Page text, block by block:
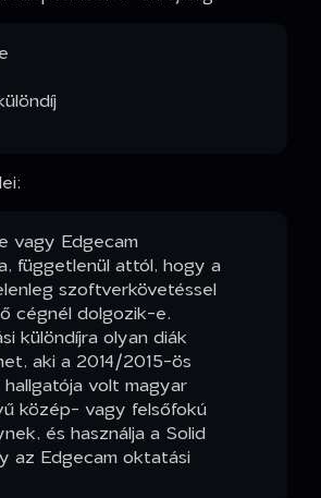
vagy Edgecam
függetlenül attól, hogy a
szoftverkövetéssel
cégnél dolgozik-e.
különdíjra olyan diák
aki a 2014/2015-ös
volt magyar
közép- vagy felsőfokú
és használja a Solid
az Edgecam oktatási